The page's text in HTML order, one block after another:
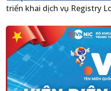
triển khai dịch vụ Registry